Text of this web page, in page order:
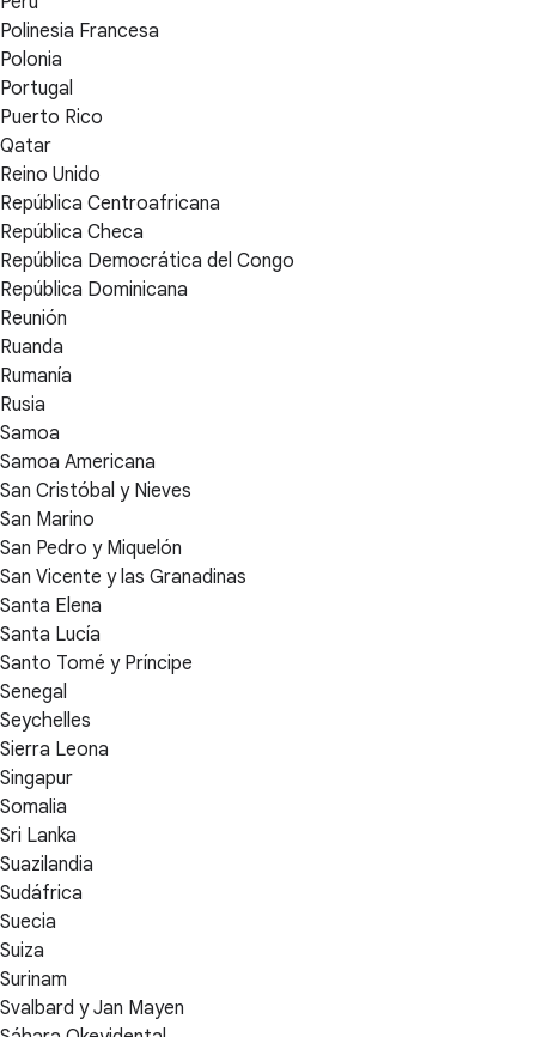
Polinesia Francesa
Polonia
Portugal
Puerto Rico
Qatar
Reino Unido
República Centroafricana
República Checa
República Democrática del Congo
República Dominicana
Reunión
Ruanda
Rumanía
Rusia
Samoa
Samoa Americana
San Cristóbal y Nieves
San Marino
San Pedro y Miquelón
San Vicente y las Granadinas
Santa Elena
Santa Lucía
Santo Tomé y Príncipe
Senegal
Seychelles
Sierra Leona
Singapur
Somalia
Sri Lanka
Suazilandia
Sudáfrica
Suecia
Suiza
Surinam
Svalbard y Jan Mayen